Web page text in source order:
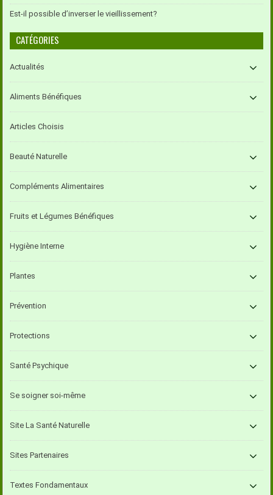
Est-il possible d’inverser le vieillissement?
CATÉGORIES
Actualités
Aliments Bénéfiques
Articles Choisis
Beauté Naturelle
Compléments Alimentaires
Fruits et Légumes Bénéfiques
Hygiène Interne
Plantes
Prévention
Protections
Santé Psychique
Se soigner soi-même
Site La Santé Naturelle
Sites Partenaires
Textes Fondamentaux